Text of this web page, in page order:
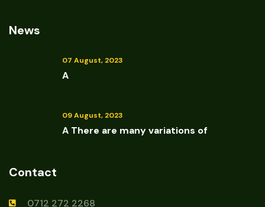
News
07 August, 2023
A
09 August, 2023
A There are many variations of
Contact
0712 272 2268